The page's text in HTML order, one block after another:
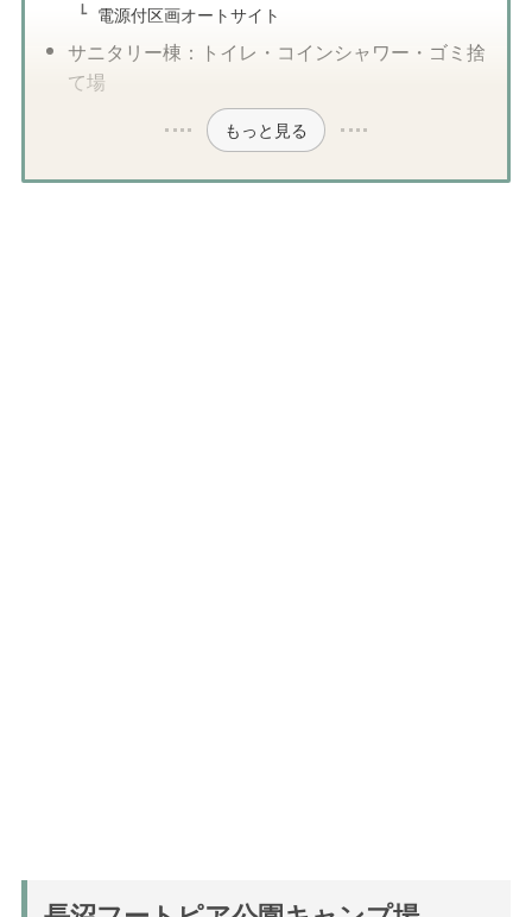
電源付区画オートサイト
サニタリー棟：トイレ・コインシャワー・ゴミ捨
て場
もっと見る